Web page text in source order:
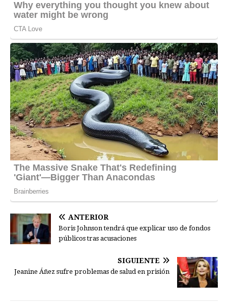
ANTERIOR
Boris Johnson tendrá que explicar uso de fondos
públicos tras acusaciones
SIGUIENTE
Jeanine Áñez sufre problemas de salud en prisión